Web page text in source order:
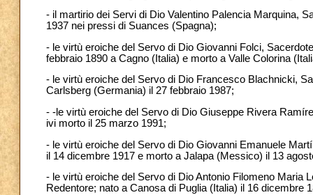
- il martirio dei Servi di Dio Valentino Palencia Marquina,
1937 nei pressi di Suances (Spagna);
- le virtù eroiche del Servo di Dio Giovanni Folci,
febbraio 1890 a Cagno (Italia) e morto a Valle Colorina
- le virtù eroiche del Servo di Dio Francesco Blachnicki,
Carlsberg (Germania) il 27 febbraio 1987;
- -le virtù eroiche del Servo di Dio Giuseppe Rivera
ivi morto il 25 marzo 1991;
- le virtù eroiche del Servo di Dio Giovanni Emanuele
il 14 dicembre 1917 e morto a Jalapa (Messico) il 13
- le virtù eroiche del Servo di Dio Antonio Filomeno Maria
Redentore; nato a Canosa di Puglia (Italia) il 16 dicembre